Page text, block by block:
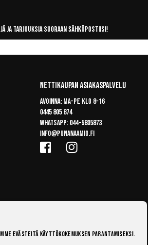
ja tarjouksia suoraan sähköpostiisi!
Nettikaupan Asiakaspalvelu
Avoinna: Ma-pe klo 8-16
0445 805 874
Whatsapp: 044-5805873
info@punanaamio.fi
evästeitä käyttökokemuksen parantamiseksi.